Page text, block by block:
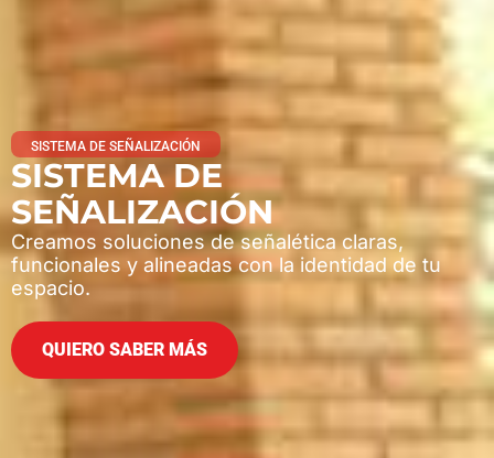
SISTEMA DE SEÑALIZACIÓN
SISTEMA DE
SEÑALIZACIÓN
Creamos soluciones de señalética claras,
funcionales y alineadas con la identidad de tu
espacio.
QUIERO SABER MÁS